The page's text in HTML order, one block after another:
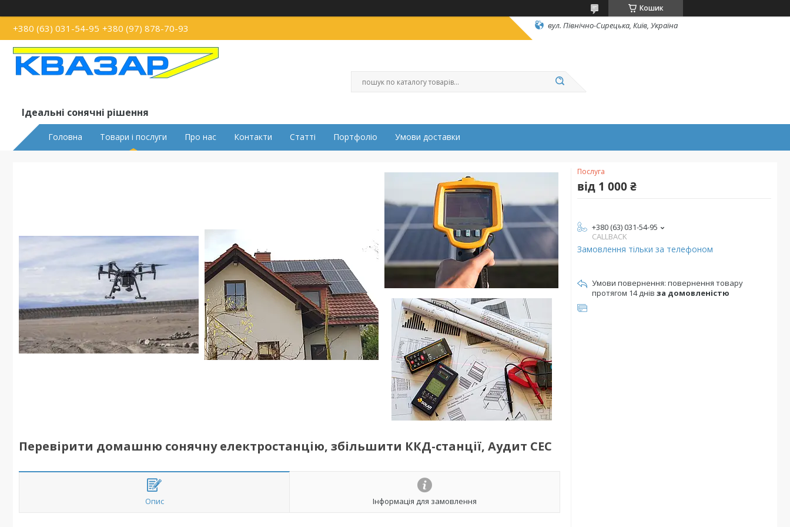
Кошик
+380 (63) 031-54-95 +380 (97) 878-70-93 вул. Північно-Сирецька, Київ, Україна
Ідеальні сонячні рішення
Головна Товари і послуги Про нас Контакти Статті Портфоліо Умови доставки
Перевірити домашню сонячну електростанцію, збільшити ККД-станції, Аудит СЕС
Опис Інформація для замовлення
Послуга
від 1 000 ₴
+380 (63) 031-54-95
CALLBACK
Замовлення тільки за телефоном
повернення товару
протягом 14 днів за домовленістю